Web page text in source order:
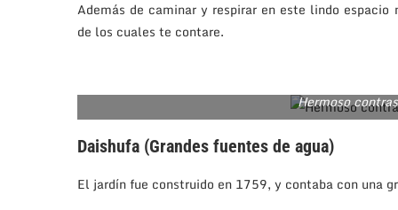
Además de caminar y respirar en este lindo
de los cuales te contare.
Hermoso
Daishufa (Grandes fuentes de agua)
El jardín fue construido en 1759, y contaba con una